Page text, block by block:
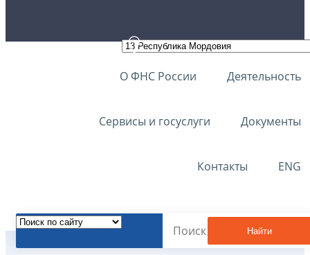
О ФНС России Деятельность
Сервисы и госуслуги Документы
Контакты ENG
Найти